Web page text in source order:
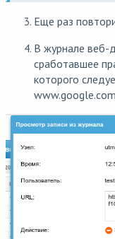
Еще раз
В журнале веб-
сработавшее
которого